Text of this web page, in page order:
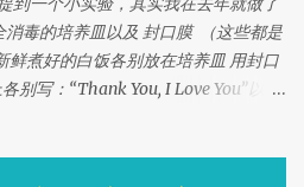
毒的培养皿以及 封口膜 （这些都是
鲜煮好的白饭各别放在培养皿 用封口
别写：“Thank You, I Love You”以